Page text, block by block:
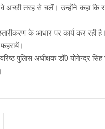
अच्छी तरह से चलें। उन्होंने कहा कि
के आधार पर कार्य कर रही
पुलिस अधीक्षक डॉ0 योगेन्द्र